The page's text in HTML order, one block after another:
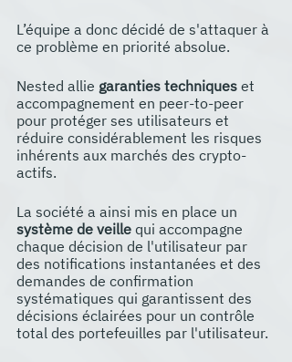
L’équipe a donc décidé de s'attaquer à
ce problème en priorité absolue.
Nested allie garanties techniques et
accompagnement en peer-to-peer
pour protéger ses utilisateurs et
réduire considérablement les risques
inhérents aux marchés des crypto-
actifs.
La société a ainsi mis en place un
système de veille qui accompagne
chaque décision de l'utilisateur par
des notifications instantanées et des
demandes de confirmation
systématiques qui garantissent des
décisions éclairées pour un contrôle
total des portefeuilles par l'utilisateur.